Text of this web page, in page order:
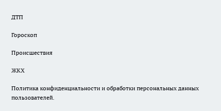
ДТП
Гороскоп
Происшествия
ЖКХ
Политика конфиденциальности и обработки персональных данных
пользователей.